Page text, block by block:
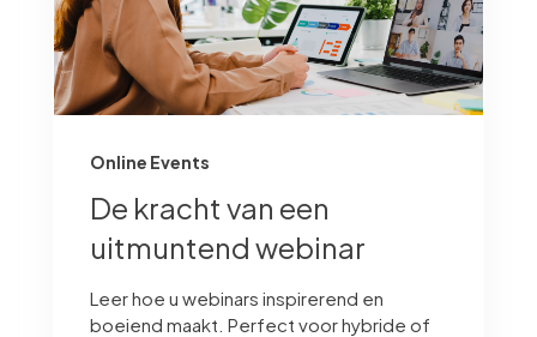
Online Events
De kracht van een
uitmuntend webinar
Leer hoe u webinars inspirerend en
boeiend maakt. Perfect voor hybride of